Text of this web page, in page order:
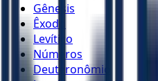
Gênesis
Êxodo
Levítico
Números
Deuteronômio